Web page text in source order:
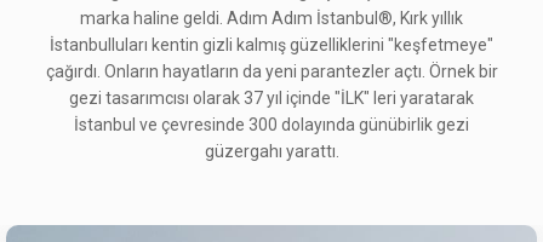
marka haline geldi. Adım Adım İstanbul®, Kırk yıllık
İstanbulluları kentin gizli kalmış güzelliklerini "keşfetmeye"
çağırdı. Onların hayatların da yeni parantezler açtı. Örnek bir
gezi tasarımcısı olarak 37 yıl içinde "İLK" leri yaratarak
İstanbul ve çevresinde 300 dolayında günübirlik gezi
güzergahı yarattı.